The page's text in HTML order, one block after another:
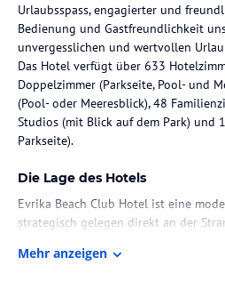
Urlaubsspass, engagierter und
Bedienung und Gastfreundlichkeit
unvergesslichen und wertvollen
Das Hotel verfügt über 633
Doppelzimmer (Parkseite, Pool- und
(Pool- oder Meeresblick), 48
Studios (mit Blick auf dem Park) und
Parkseite).
Die Lage des Hotels
Evrika Beach Club Hotel ist eine
strategisch gelegen direkt an der
Mehr anzeigen